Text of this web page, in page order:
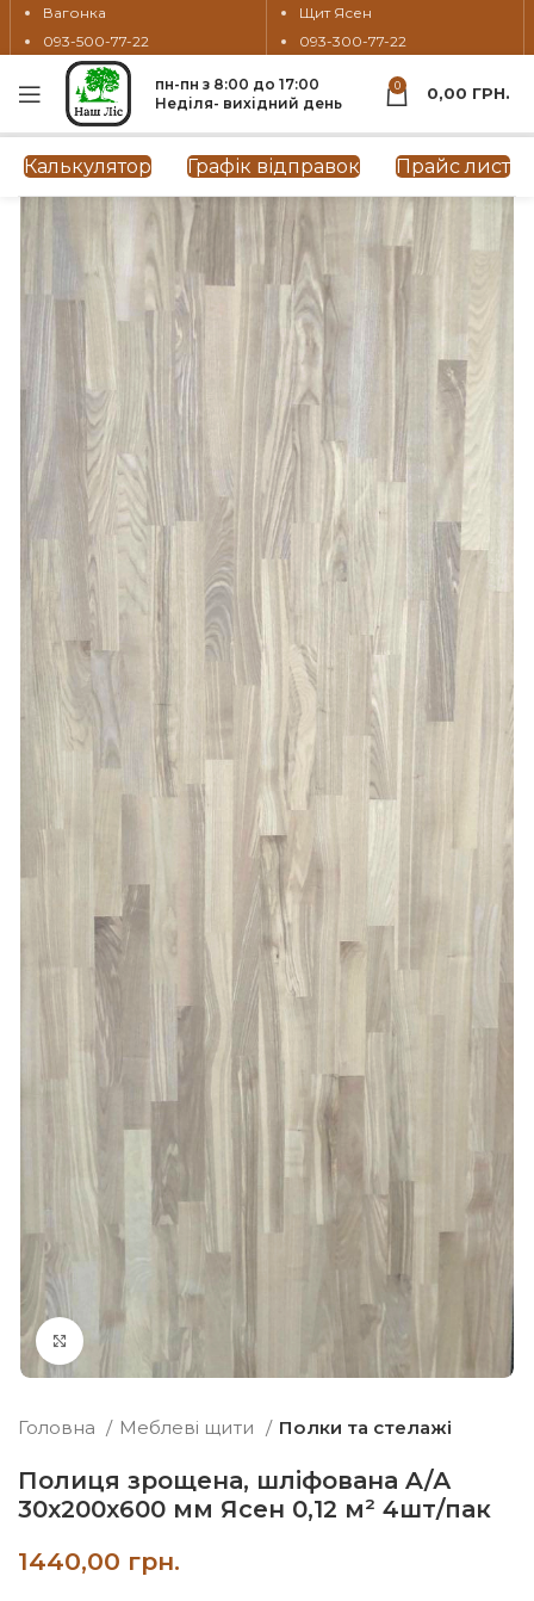
Вагонка
093-500-77-22
Щит Ясен
093-300-77-22
пн-пн з 8:00 до 17:00
Неділя- вихідний день
0 0,00 ГРН.
Калькулятор Графік відправок Прайс лист
Натисніть, щоб збільшити
Головна Меблеві щити Полки та стелажі
Полиця зрощена, шліфована A/А
30х200х600 мм Ясен 0,12 м² 4шт/пак
грн.